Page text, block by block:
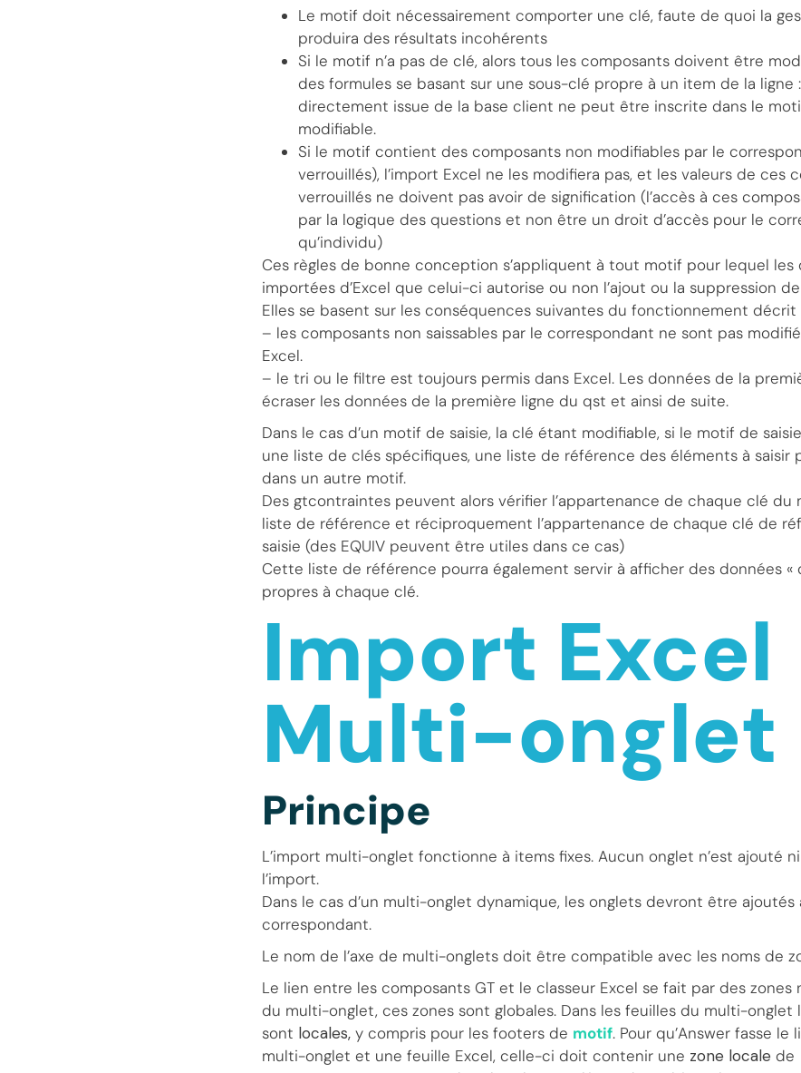
Le motif doit nécessairement comporter une clé, faute de quoi la
produira des résultats incohérents
Si le motif n’a pas de clé, alors tous les composants doivent être
des formules se basant sur une sous-clé propre à un item de la ligne
directement issue de la base client ne peut être inscrite dans le
modifiable.
Si le motif contient des composants non modifiables par le
verrouillés), l’import Excel ne les modifiera pas, et les valeurs de ces
verrouillés ne doivent pas avoir de signification (l’accès à ces
par la logique des questions et non être un droit d’accès pour le
qu’individu)
Ces règles de bonne conception s’appliquent à tout motif pour lequel
importées d’Excel que celui-ci autorise ou non l’ajout ou la suppression
Elles se basent sur les conséquences suivantes du fonctionnement
– les composants non saissables par le correspondant ne sont pas
Excel.
– le tri ou le filtre est toujours permis dans Excel. Les données de la
écraser les données de la première ligne du qst et ainsi de suite.
Dans le cas d’un motif de saisie, la clé étant modifiable, si le motif de
une liste de clés spécifiques, une liste de référence des éléments à
dans un autre motif.
Des gtcontraintes peuvent alors vérifier l’appartenance de chaque clé du
liste de référence et réciproquement l’appartenance de chaque clé de
saisie (des EQUIV peuvent être utiles dans ce cas)
Cette liste de référence pourra également servir à afficher des données «
propres à chaque clé.
Import Excel
Multi-onglet
Principe
L’import multi-onglet fonctionne à items fixes. Aucun onglet n’est ajouté
l’import.
Dans le cas d’un multi-onglet dynamique, les onglets devront être ajoutés
correspondant.
Le nom de l’axe de multi-onglets doit être compatible avec les noms de
Le lien entre les composants GT et le classeur Excel se fait par des zones
du multi-onglet, ces zones sont globales. Dans les feuilles du multi-onglet
sont locales, y compris pour les footers de motif. Pour qu’Answer fasse
multi-onglet et une feuille Excel, celle-ci doit contenir une zone locale de